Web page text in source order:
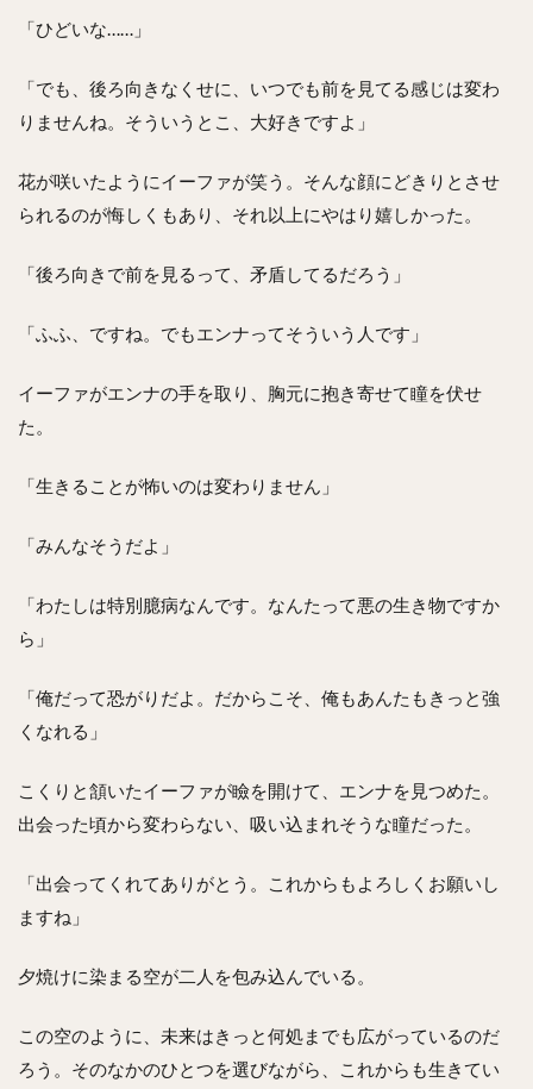
「ひどいな……」
「でも、後ろ向きなくせに、いつでも前を見てる感じは変わ
りませんね。そういうとこ、大好きですよ」
花が咲いたようにイーファが笑う。そんな顔にどきりとさせ
られるのが悔しくもあり、それ以上にやはり嬉しかった。
「後ろ向きで前を見るって、矛盾してるだろう」
「ふふ、ですね。でもエンナってそういう人です」
イーファがエンナの手を取り、胸元に抱き寄せて瞳を伏せ
た。
「生きることが怖いのは変わりません」
「みんなそうだよ」
「わたしは特別臆病なんです。なんたって悪の生き物ですか
ら」
「俺だって恐がりだよ。だからこそ、俺もあんたもきっと強
くなれる」
こくりと頷いたイーファが瞼を開けて、エンナを見つめた。
出会った頃から変わらない、吸い込まれそうな瞳だった。
「出会ってくれてありがとう。これからもよろしくお願いし
ますね」
夕焼けに染まる空が二人を包み込んでいる。
この空のように、未来はきっと何処までも広がっているのだ
ろう。そのなかのひとつを選びながら、これからも生きてい